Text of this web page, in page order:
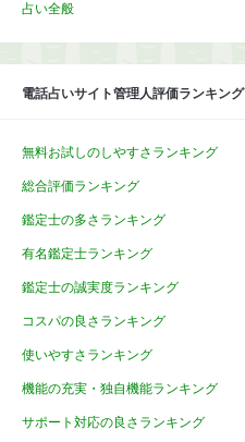
占い全般
電話占いサイト管理人評価ランキング
無料お試しのしやすさランキング
総合評価ランキング
鑑定士の多さランキング
有名鑑定士ランキング
鑑定士の誠実度ランキング
コスパの良さランキング
使いやすさランキング
機能の充実・独自機能ランキング
サポート対応の良さランキング